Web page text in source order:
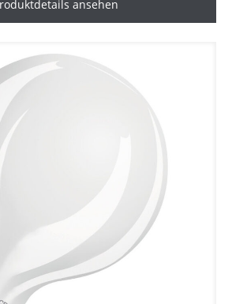
ansehen